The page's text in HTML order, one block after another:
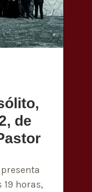
de
19 horas,